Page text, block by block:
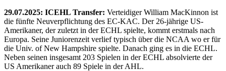
29.07.2025: ICEHL Transfer: Verteidiger William MacKinnon ist
die fünfte Neuverpflichtung des EC-KAC. Der 26-jährige US-
Amerikaner, der zuletzt in der ECHL spielte, kommt erstmals nach
Europa. Seine Juniorenzeit verlief typisch über die NCAA wo er für
die Univ. of New Hampshire spielte. Danach ging es in die ECHL.
Neben seinen insgesamt 203 Spielen in der ECHL absolvierte der
US Amerikaner auch 89 Spiele in der AHL.